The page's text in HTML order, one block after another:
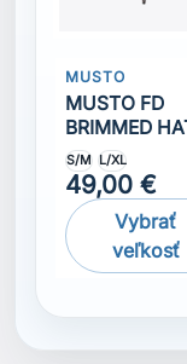
MUSTO
MUSTO FD
BRIMMED
S/M L/XL
49,00 €
Vybrať
veľkosť